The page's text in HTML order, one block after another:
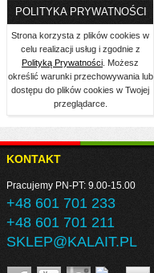
POLITYKA PRYWATNOŚCI
Strona korzysta z plików cookies w
celu realizacji usług i zgodnie z
Polityką Prywatności . Możesz
określić warunki przechowywania lub
dostępu do plików cookies w Twojej
przeglądarce.
KONTAKT
Pracujemy PN-PT: 9.00-15.00
+48 601 701 233
+48 601 701 211
SKLEP@KALAIT.PL